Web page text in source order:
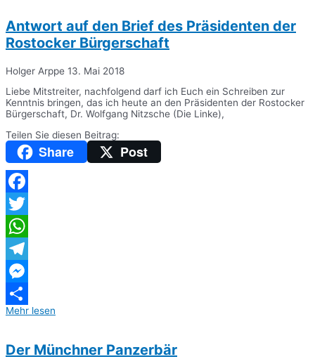
Antwort auf den Brief des Präsidenten der
Rostocker Bürgerschaft
Holger Arppe 13. Mai 2018
Liebe Mitstreiter, nachfolgend darf ich Euch ein Schreiben zur
Kenntnis bringen, das ich heute an den Präsidenten der Rostocker
Bürgerschaft, Dr. Wolfgang Nitzsche (Die Linke),
Teilen Sie diesen Beitrag:
Share Post
Facebook
Twitter
WhatsApp
Telegram
Messenger
Teilen
Mehr lesen
Der Münchner Panzerbär